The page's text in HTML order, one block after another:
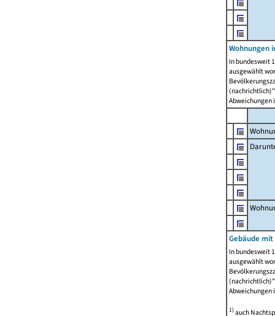
Wohnungen
In bundesweit
ausgewählt
Abweichungen
Gebäude
In bundesweit
ausgewählt
Abweichungen
1)auch